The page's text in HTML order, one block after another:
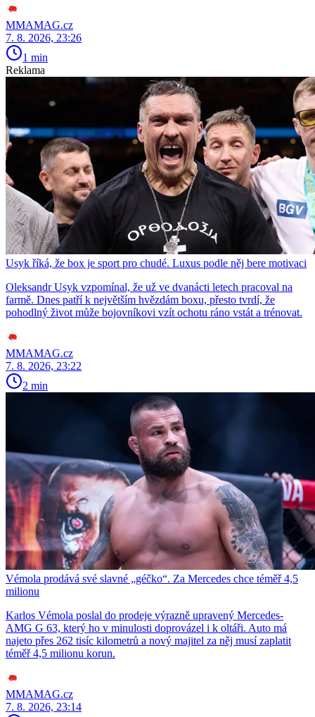
MMAMAG.cz
7. 8. 2026, 23:26
1 min
Reklama
Usyk říká, že box je sport pro chudé. Luxus podle něj bere motivaci
Oleksandr Usyk vzpomínal, že už ve dvanácti letech pracoval na
farmě. Dnes patří k největším hvězdám boxu, přesto tvrdí, že
pohodlný život může bojovníkovi vzít ochotu ráno vstát a trénovat.
MMAMAG.cz
7. 8. 2026, 23:22
2 min
Vémola prodává své slavné „géčko“. Za Mercedes chce téměř 4,5
milionu
Karlos Vémola poslal do prodeje výrazně upravený Mercedes-
AMG G 63, který ho v minulosti doprovázel i k oltáři. Auto má
najeto přes 262 tisíc kilometrů a nový majitel za něj musí zaplatit
téměř 4,5 milionu korun.
MMAMAG.cz
7. 8. 2026, 23:14